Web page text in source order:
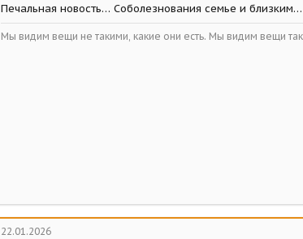
Печальная новость… Соболезнования семье и близким…
Мы видим вещи не такими, какие они есть. Мы видим вещи
22.01.2026